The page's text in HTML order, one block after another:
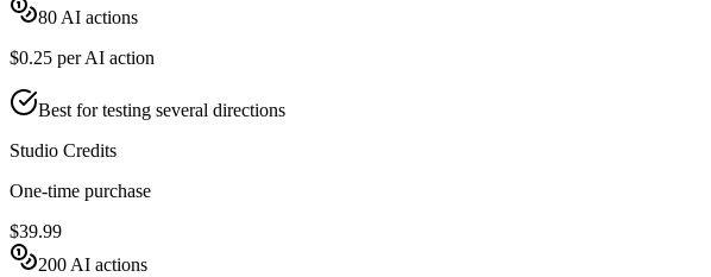
80 AI actions
$0.25 per AI action
Best for testing several directions
Studio Credits
One-time purchase
$39.99
200 AI actions